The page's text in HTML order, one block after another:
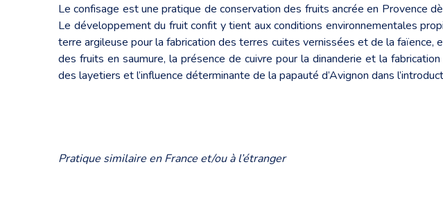
Le confisage est une pratique de conservation des fruits ancrée en
Le développement du fruit confit y tient aux conditions environnementales
terre argileuse pour la fabrication des terres cuites vernissées et de la
des fruits en saumure, la présence de cuivre pour la dinanderie et la
des layetiers et l’influence déterminante de la papauté d’Avignon dans
Pratique similaire en France et/ou à l’étranger